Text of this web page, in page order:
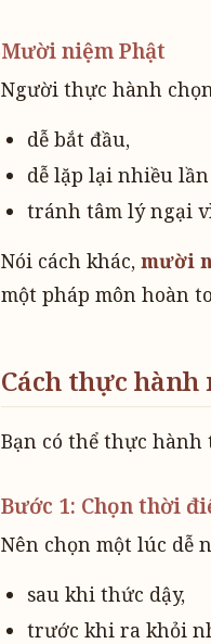
Mười niệm Phật
Người thực hành
dễ bắt đầu,
dễ lặp lại nhiều
tránh tâm lý ngại
Nói cách khác, mười
một pháp môn hoàn
Cách thực
Bạn có thể thực hành
Bước 1: Chọn thời
Nên chọn một lúc dễ
sau khi thức dậy,
trước khi ra khỏi